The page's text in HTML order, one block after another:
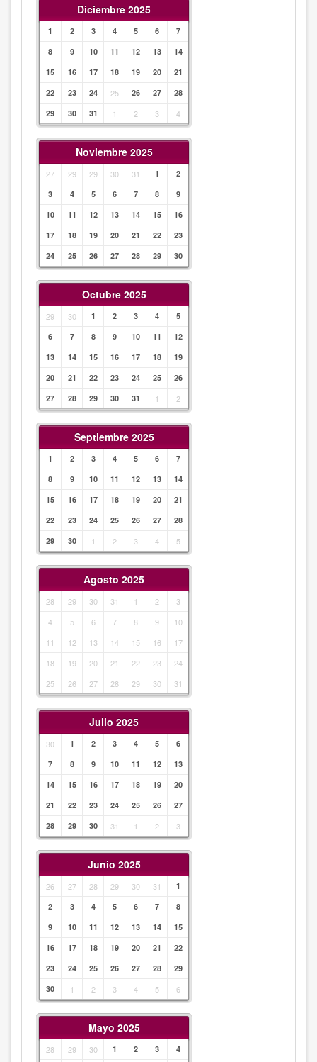
Diciembre 2025
1 2 3 4 5 6
7
8
9 10 11 12 13
14
15
16 17 18 19 20
21
22
23 24 25 26 27
28
29
30 31 1 2 3 4
Noviembre 2025
27 29 29 30 31 1
2
3
4 5 6 7 8
9
10
11 12 13 14 15
16
17
18 19 20 21 22
23
24
25 26 27 28 29 30
Octubre 2025
29 30 1 2 3 4
5
6
7 8 9 10 11
12
13
14 15 16 17 18
19
20
21 22 23 24 25
26
27
28 29 30 31 1 2
Septiembre 2025
1 2 3 4 5 6
7
8
9 10 11 12 13
14
15
16 17 18 19 20
21
22
23 24 25 26 27
28
29
30 1 2 3 4 5
Agosto 2025
28 29 30 31 1 2
3
4
5 6 7 8 9
10
11
12 13 14 15 16
17
18
19 20 21 22 23
24
25
26 27 28 29 30 31
Julio 2025
30 1 2 3 4 5
6
7
8 9 10 11 12
13
14
15 16 17 18 19
20
21
22 23 24 25 26
27
28
29 30 31 1 2 3
Junio 2025
26 27 28 29 30 31
1
2
3 4 5 6 7
8
9
10 11 12 13 14
15
16
17 18 19 20 21
22
23
24 25 26 27 28
29
30
1 2 3 4 5 6
Mayo 2025
28 29 30 1 2 3 4